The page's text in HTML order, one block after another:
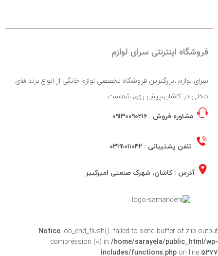
فروشگاه اینترنتی سرای لوازم
سرای لوازم ،بزرگترین فروشگاه تخصصی لوازم خانگی از انواع برند های
داخلی در کاشان،پیش روی شماست.
مشاوره فروش : ۰۹۱۳۰۰۹۰۲۱۶
تلفن پشتیبانی : ۰۳۱۹۱۰۱۱۰۴۲
آدرس : کاشان، شهرک صنعتی امیرکبیر
Notice: ob_end_flush(): failed to send buffer of zlib output
compression (0) in /home/sarayela/public_html/wp-
includes/functions.php on line ۵۲۷۷